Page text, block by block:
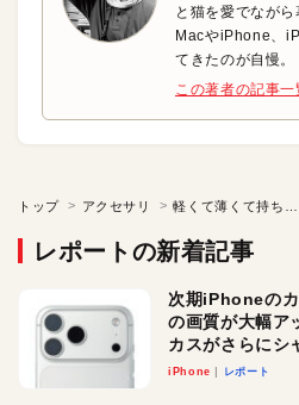
と猫を愛でながら
MacやiPhone、
てきたのが自慢。
この著者の記事一
トップ アクセサリ
レポートの新着記事
次期iPhoneの
の画質が大幅ア
カスがさらにシ
iPhone レポート